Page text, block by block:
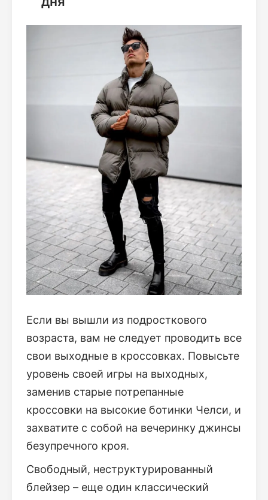
Если вы вышли из подросткового
возраста, вам не следует проводить все
свои выходные в кроссовках. Повысьте
уровень своей игры на выходных,
заменив старые потрепанные
кроссовки на высокие ботинки Челси, и
захватите с собой на вечеринку джинсы
безупречного кроя.
Свободный, неструктурированный
блейзер – еще один классический